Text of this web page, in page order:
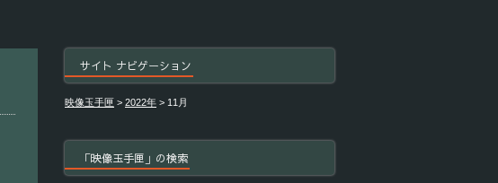
サイト ナビゲーション
映像玉手匣 > 2022年 > 11月
「映像玉手匣」の検索